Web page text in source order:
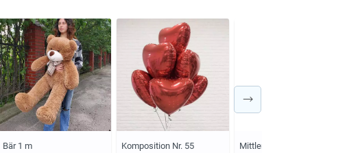
Bär 1 m Komposition Nr. 55 Mittlere Vase